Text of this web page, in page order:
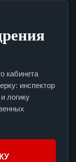
кабинета
инспектор
логику